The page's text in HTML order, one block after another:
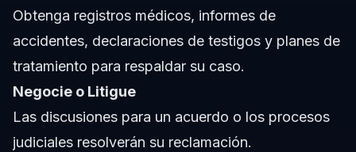
Obtenga registros médicos, informes de
accidentes, declaraciones de testigos y planes de
tratamiento para respaldar su caso.
Negocie o Litigue
Las discusiones para un acuerdo o los procesos
judiciales resolverán su reclamación.